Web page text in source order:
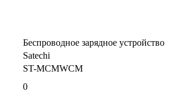
Беспроводное зарядное устройство
Satechi
ST-MCMWCM
0